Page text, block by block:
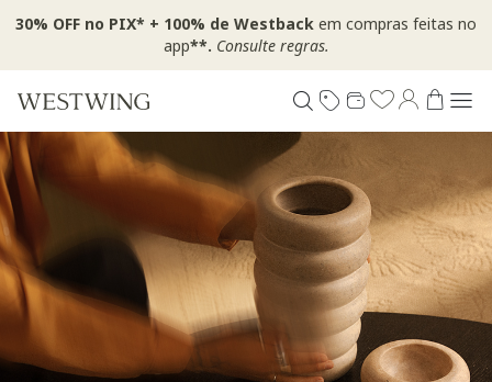
30% OFF no PIX* + 100% de Westback em compras feitas no
app**. Consulte regras.